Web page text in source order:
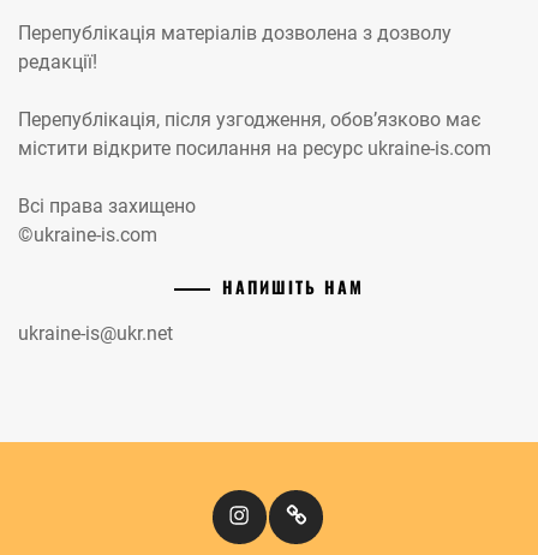
Перепублікація матеріалів дозволена з дозволу
редакції!
Перепублікація, після узгодження, обов’язково має
містити відкрите посилання на ресурс ukraine-is.com
Всі права захищено
©ukraine-is.com
НАПИШІТЬ НАМ
ukraine-is@ukr.net
InstagramКіномандри